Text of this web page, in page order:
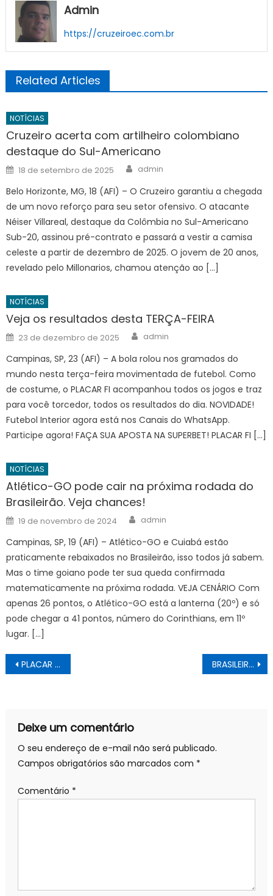
Admin
https://cruzeiroec.com.br
Related Articles
NOTÍCIAS
Cruzeiro acerta com artilheiro colombiano
destaque do Sul-Americano
Posted
on
18 de setembro de 2025 Author
admin
Belo Horizonte, MG, 18 (AFI) – O Cruzeiro garantiu a chegada
de um novo reforço para seu setor ofensivo. O atacante
Néiser Villareal, destaque da Colômbia no Sul-Americano
Sub-20, assinou pré-contrato e passará a vestir a camisa
celeste a partir de dezembro de 2025. O jovem de 20 anos,
revelado pelo Millonarios, chamou atenção ao […]
NOTÍCIAS
Veja os resultados desta TERÇA-FEIRA
Posted
on
23 de dezembro de 2025 Author
admin
Campinas, SP, 23 (AFI) – A bola rolou nos gramados do
mundo nesta terça-feira movimentada de futebol. Como
de costume, o PLACAR FI acompanhou todos os jogos e traz
para você torcedor, todos os resultados do dia. NOVIDADE!
Futebol Interior agora está nos Canais do WhatsApp.
Participe agora! FAÇA SUA APOSTA NA SUPERBET! PLACAR FI […]
NOTÍCIAS
Atlético-GO pode cair na próxima rodada do
Brasileirão. Veja chances!
Posted
on
19 de novembro de 2024 Author
admin
Campinas, SP, 19 (AFI) – Atlético-GO e Cuiabá estão
praticamente rebaixados no Brasileirão, isso todos já sabem.
Mas o time goiano pode ter sua queda confirmada
matematicamente na próxima rodada. VEJA CENÁRIO Com
apenas 26 pontos, o Atlético-GO está a lanterna (20º) e só
pode chegar a 41 pontos, número do Corinthians, em 11º
lugar. […]
Navegação
de
PLACAR FI: Veja os RESULTADOS do SÁBADO! BRASILEIRO FEMININO: Real Brasília goleia Kindermann por 5 a 2 em Santa Catarina
Deixe um comentário
O seu endereço de e-mail não será publicado.
Campos obrigatórios são marcados com *
Comentário *